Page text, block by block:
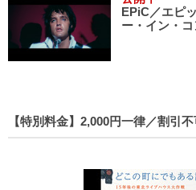
EPiC／エピ
ー・イン・コ
【特別料金】2,000円一律／割引